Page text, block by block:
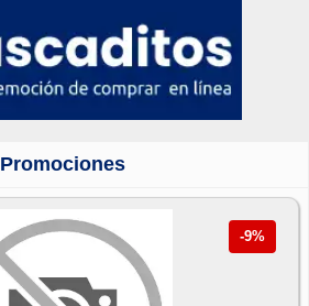
Promociones
-9%